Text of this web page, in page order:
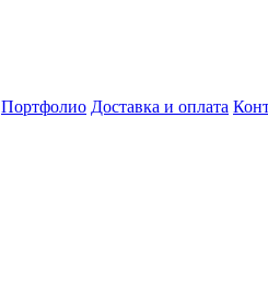
Портфолио Доставка и оплата